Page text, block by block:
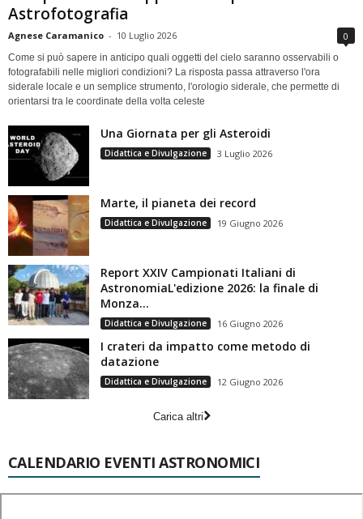
Astrofotografia
Agnese Caramanico - 10 Luglio 2026 0
Come si può sapere in anticipo quali oggetti del cielo saranno osservabili o
fotografabili nelle migliori condizioni? La risposta passa attraverso l'ora
siderale locale e un semplice strumento, l'orologio siderale, che permette di
orientarsi tra le coordinate della volta celeste
Una Giornata per gli Asteroidi
Didattica e Divulgazione 3 Luglio 2026
Marte, il pianeta dei record
Didattica e Divulgazione 19 Giugno 2026
Report XXIV Campionati Italiani di
AstronomiaL'edizione 2026: la finale di
Monza...
Didattica e Divulgazione 16 Giugno 2026
I crateri da impatto come metodo di
datazione
Didattica e Divulgazione 12 Giugno 2026
Carica altri
CALENDARIO EVENTI ASTRONOMICI